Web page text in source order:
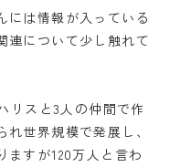
には情報が入っている
連について少し触れて
リスと3人の仲間で作
世界規模で発展し、
ますが120万人と言わ